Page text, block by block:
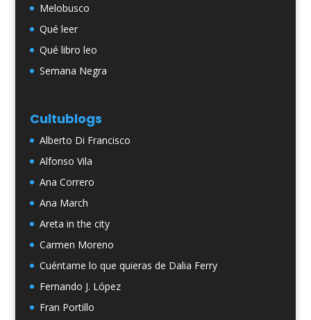
Melobusco
Qué leer
Qué libro leo
Semana Negra
Cultublogs
Alberto Di Francisco
Alfonso Vila
Ana Correro
Ana March
Areta in the city
Carmen Moreno
Cuéntame lo que quieras de Dalia Ferry
Fernando J. López
Fran Portillo